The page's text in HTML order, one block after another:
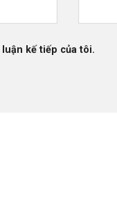
kế tiếp của tôi.